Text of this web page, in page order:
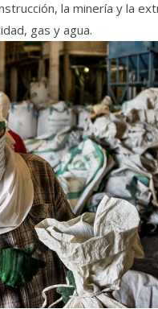
la minería y la
gas y agua.